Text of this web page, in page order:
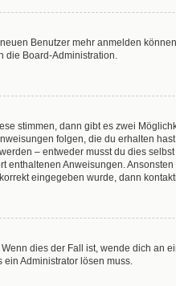
Benutzer mehr anmelden
die Board-Administration.
stimmen, dann gibt es zwei
folgen, die du erhalten
– entweder musst du dies
Anweisungen.
eingegeben wurde, dann
dies der Fall ist, wende dich an
Administrator lösen muss.